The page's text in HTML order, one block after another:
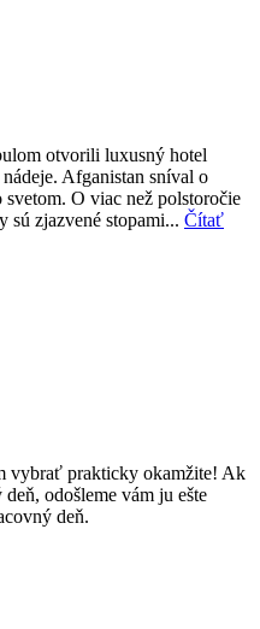
otvorili luxusný hotel
Afganistan sníval o
O viac než polstoročie
sú zjazvené stopami... Čítať
vybrať prakticky okamžite! Ak
odošleme vám ju ešte
deň.